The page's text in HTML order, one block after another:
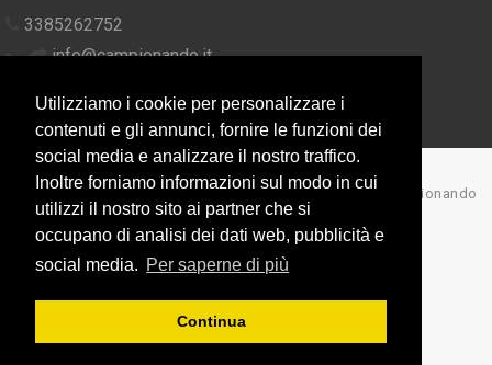
Utilizziamo i cookie per personalizzare i
contenuti e gli annunci, fornire le funzioni dei
social media e analizzare il nostro traffico.
Inoltre forniamo informazioni sul modo in cui
utilizzi il nostro sito ai partner che si
occupano di analisi dei dati web, pubblicità e
social media. Per saperne di più
Continua
3385262752
info@campionando.it
© Copyright 2017 Campionando
Back to top